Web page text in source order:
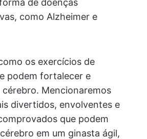
de doenças
como Alzheimer e
os exercícios de
podem fortalecer e
Mencionaremos
divertidos, envolventes e
que podem
em um ginasta ágil,